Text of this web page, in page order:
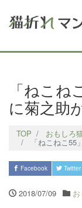
「ねこ
に菊之助
TOP おもしろ
「ねこねこ
Facebook Twitter
2018/07/09